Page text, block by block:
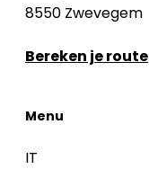
8550 Zwevegem
Bereken je route
Menu
IT